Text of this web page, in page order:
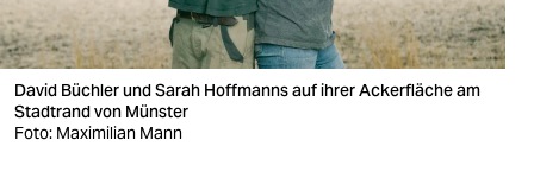
verlag
veranstaltungen
shop
David Büchler und Sarah Hoffmanns auf ihrer Ackerfläche am
Stadtrand von Münster
Foto: Maximilian Mann